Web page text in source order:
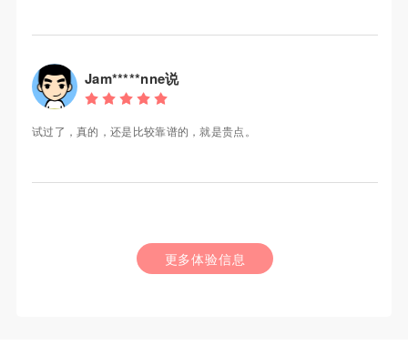
Jam*****nne说
试过了，真的，还是比较靠谱的，就是贵点。
更多体验信息